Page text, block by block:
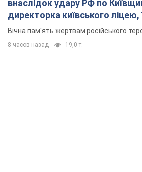
внаслідок удару РФ по
директорка київського ліцею,
Вічна пам'ять жертвам російського
8 часов назад 19,0 т.